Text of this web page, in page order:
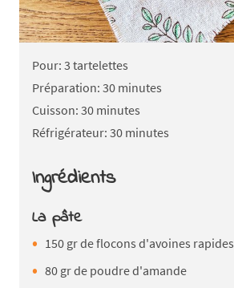
Pour: 3 tartelettes
Préparation: 30 minutes
Cuisson: 30 minutes
Réfrigérateur: 30 minutes
Ingrédients
La pâte
150 gr de flocons d'avoines rapides
80 gr de poudre d'amande